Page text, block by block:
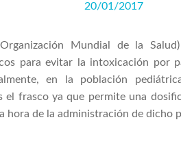
20/01/2017
Mundial de la
para evitar la intoxicación por
en la población
el frasco ya que permite una
hora de la administración de dicho